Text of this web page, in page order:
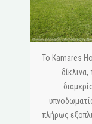
Το Kamares
πλήρως